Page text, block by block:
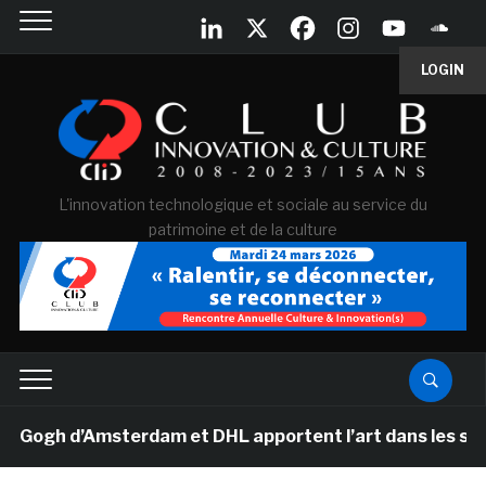
LOGIN
L'innovation technologique et sociale au service du
patrimoine et de la culture
d’Amsterdam et DHL apportent l’art dans les